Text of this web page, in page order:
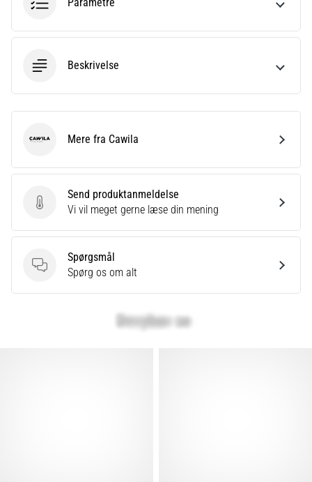
Parametre
Beskrivelse
Send produktanmeldelse
Send produktanmeldelse
Vi vil meget gerne læse din mening
Spørgsmål
Spørgsmål
Spørg os om alt
Cawila Mere fra Cawila